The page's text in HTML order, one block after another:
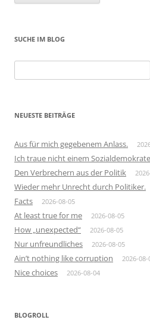
SUCHE IM BLOG
nach:
NEUESTE BEITRÄGE
Aus für mich gegebenem Anlass.
Ich traue nicht einem
Den Verbrechern aus der Politik
Wieder mehr Unrecht durch Politiker.
Facts 2026-08-05
At least true for me 2026-08-05
How „unexpected“ 2026-08-05
Nur unfreundliches 2026-08-05
Ain’t nothing like corruption 2026-08-
Nice choices 2026-08-04
BLOGROLL